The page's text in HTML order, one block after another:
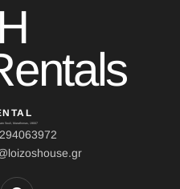
Souli, Marathonas, 19007